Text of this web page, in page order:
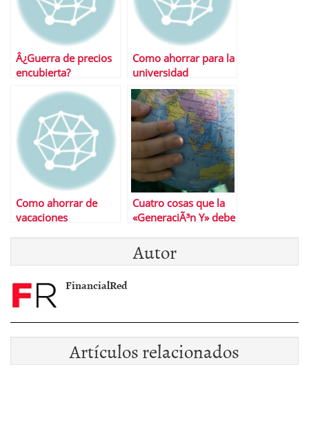
Â¿Guerra de precios
encubierta?
Como ahorrar para la
universidad
Como ahorrar de
vacaciones
Cuatro cosas que la
«GeneraciÃ³n Y» debe
dinero
Autor
FinancialRed
Artículos relacionados